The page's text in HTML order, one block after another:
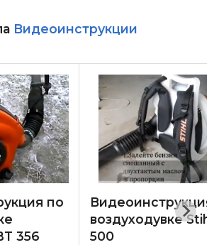
Видеоинструкции
по
356
воздуходувке
500